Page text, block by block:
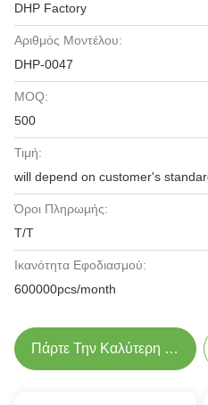
DHP Factory
Αριθμός Μοντέλου:
DHP-0047
MOQ:
500
Τιμή:
will depend on customer's
Όροι Πληρωμής:
Τ/Τ
Ικανότητα Εφοδιασμού:
600000pcs/month
Πάρτε Την Καλύτερη Τιμή